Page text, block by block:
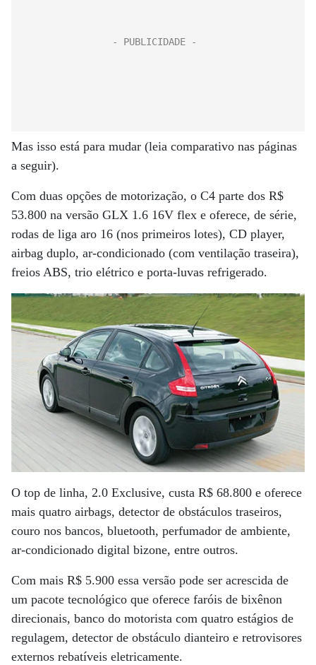
Mas isso está para mudar (leia comparativo nas páginas
a seguir).
Com duas opções de motorização, o C4 parte dos R$
53.800 na versão GLX 1.6 16V flex e oferece, de série,
rodas de liga aro 16 (nos primeiros lotes), CD player,
airbag duplo, ar-condicionado (com ventilação traseira),
freios ABS, trio elétrico e porta-luvas refrigerado.
O top de linha, 2.0 Exclusive, custa R$ 68.800 e oferece
mais quatro airbags, detector de obstáculos traseiros,
couro nos bancos, bluetooth, perfumador de ambiente,
ar-condicionado digital bizone, entre outros.
Com mais R$ 5.900 essa versão pode ser acrescida de
um pacote tecnológico que oferece faróis de bixênon
direcionais, banco do motorista com quatro estágios de
regulagem, detector de obstáculo dianteiro e retrovisores
externos rebatíveis eletricamente.